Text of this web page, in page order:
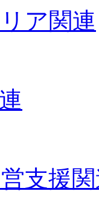
ア関連
支援